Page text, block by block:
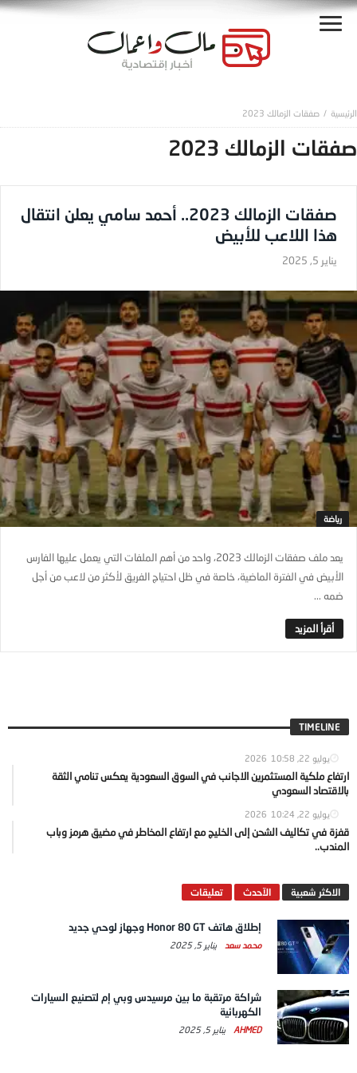
صفقات الزمالك 2023
صفقات الزمالك 2023
صفقات الزمالك 2023.. أحمد سامي يعلن انتقال
هذا اللاعب للأبيض
يناير 5, 2025
رياضة
يعد ملف صفقات الزمالك 2023، واحد من أهم الملفات التي يعمل عليها الفارس
الأبيض في الفترة الماضية، خاصة في ظل احتياج الفريق لأكثر من لاعب من أجل
ضمه ...
TIMELINE
يوليو 22, 2026 10:58
ارتفاع ملكية المستثمرين الاجانب في السوق السعودية يعكس تنامي الثقة
بالاقتصاد السعودي
يوليو 22, 2026 10:24
قفزة في تكاليف الشحن إلى الخليج مع ارتفاع المخاطر في مضيق هرمز وباب
المندب..
الاكثر شعبية الآحدث تعليقات
إطلاق هاتف Honor 80 GT وجهاز لوحي جديد
محمد سعد يناير 5, 2025
شراكة مرتقبة ما بين مرسيدس وبي إم لتصنيع السيارات
الكهربائية
AHMED يناير 5, 2025